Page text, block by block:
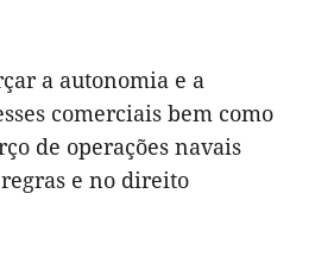
a autonomia e a
comerciais bem como
de operações navais
e no direito